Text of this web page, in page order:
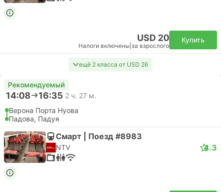
USD 20
Налоги включены за взрослого
Купить
ещё 2 класса от USD 26
Рекомендуемый
14:08 16:35 2 ч. 27 м.
Верона Порта Нуова
Падова, Падуя
Смарт | Поезд #8983
NTV 4.3